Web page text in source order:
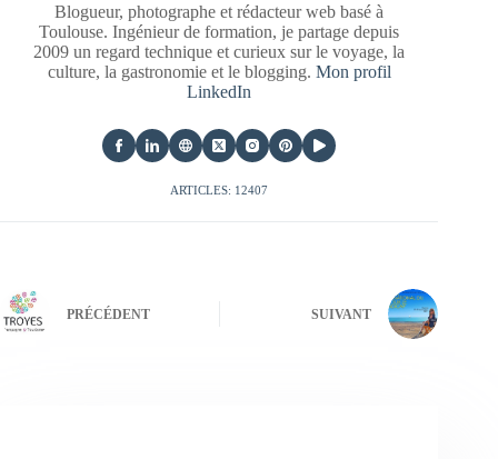
Blogueur, photographe et rédacteur web basé à
Toulouse. Ingénieur de formation, je partage depuis
2009 un regard technique et curieux sur le voyage, la
culture, la gastronomie et le blogging. Mon profil
LinkedIn
ARTICLES: 12407
PRÉCÉDENT SUIVANT